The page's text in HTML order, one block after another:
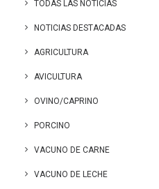
TODAS LAS NOTICIAS
NOTICIAS DESTACADAS
AGRICULTURA
AVICULTURA
OVINO/CAPRINO
PORCINO
VACUNO DE CARNE
VACUNO DE LECHE